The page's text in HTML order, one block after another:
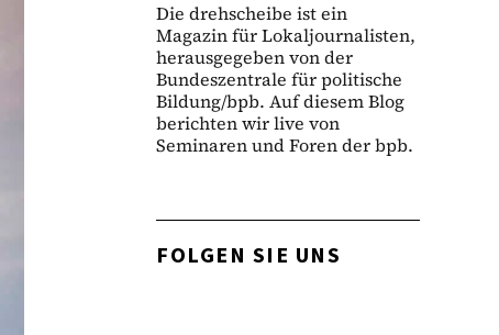
Die drehscheibe ist ein
Magazin für Lokaljournalisten,
herausgegeben von der
Bundeszentrale für politische
Bildung/bpb. Auf diesem Blog
berichten wir live von
Seminaren und Foren der bpb.
FOLGEN SIE UNS